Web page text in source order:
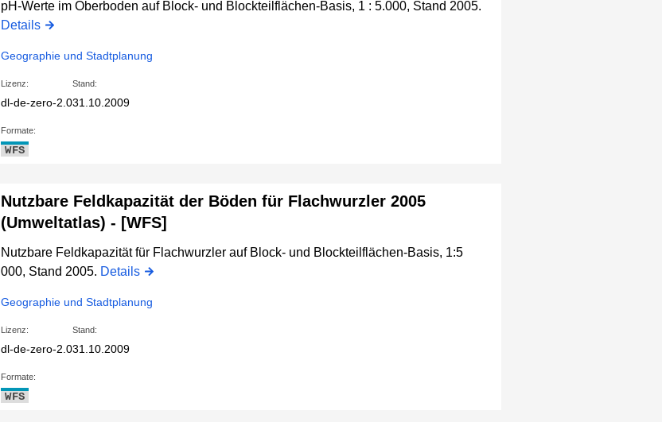
pH-Werte im Oberboden auf Block- und Blockteilflächen-Basis, 1 : 5.000, Stand 2005.
Details
Geographie und Stadtplanung
Lizenz:
dl-de-zero-2.0
Stand:
31.10.2009
Formate:
WFS
Nutzbare Feldkapazität der Böden für Flachwurzler 2005
(Umweltatlas) - [WFS]
Nutzbare Feldkapazität für Flachwurzler auf Block- und Blockteilflächen-Basis, 1:5
000, Stand 2005. Details
Geographie und Stadtplanung
Lizenz:
dl-de-zero-2.0
Stand:
31.10.2009
Formate:
WFS